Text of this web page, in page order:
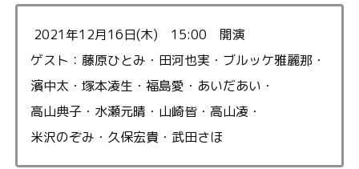
2021年12月16日(木) 15:00 開演
ゲスト：藤原ひとみ・田河也実・ブルッケ雅麗那・
濱中太・塚本凌生・福島愛・あいだあい・
高山典子・水瀬元晴・山崎皆・高山凌・
米沢のぞみ・久保宏貴・武田さほ